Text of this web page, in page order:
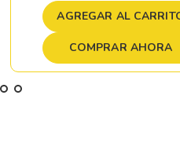
AGREGAR AL
COMPRAR AHORA